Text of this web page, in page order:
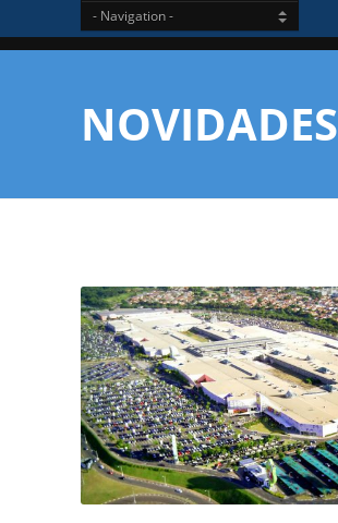
NOVIDADES